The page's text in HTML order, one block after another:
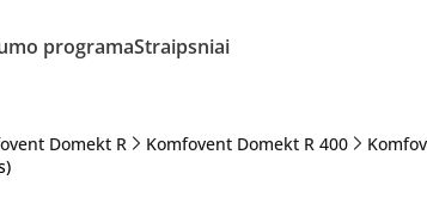
programaStraipsniai
Domekt R Komfovent Domekt R 400